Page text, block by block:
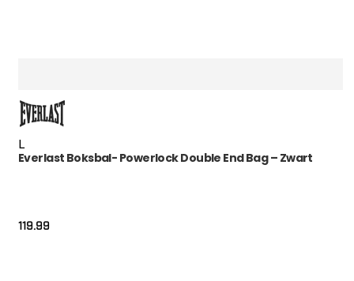
L
Everlast Boksbal- Powerlock Double End Bag – Zwart
119.99